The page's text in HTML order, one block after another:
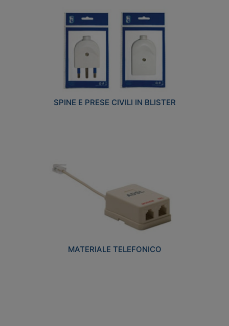
SPINE E PRESE CIVILI IN BLISTER
MATERIALE TELEFONICO